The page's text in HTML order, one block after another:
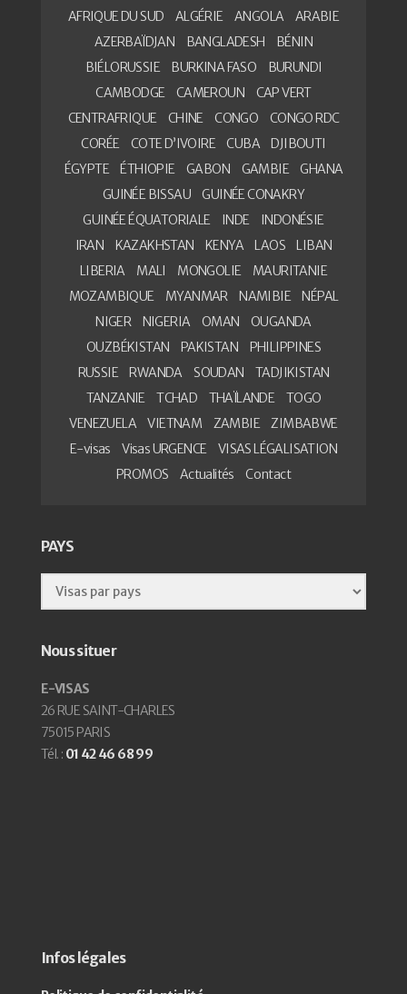
AFRIQUE DU SUD
ALGÉRIE ANGOLA
ARABIE
AZERBAÏDJAN
BANGLADESH
BÉNIN
BIÉLORUSSIE
BURKINA FASO
BURUNDI
CAMBODGE
CAMEROUN
CAP VERT
CENTRAFRIQUE
CHINE CONGO
CONGO RDC
CORÉE
COTE D’IVOIRE CUBA
DJIBOUTI
ÉGYPTE
ÉTHIOPIE GABON GAMBIE
GHANA
GUINÉE BISSAU
GUINÉE CONAKRY
GUINÉE ÉQUATORIALE
INDE
INDONÉSIE
IRAN
KAZAKHSTAN KENYA LAOS
LIBAN
LIBERIA
MALI MONGOLIE
MAURITANIE
MOZAMBIQUE
MYANMAR NAMIBIE
NÉPAL
NIGER
NIGERIA OMAN
OUGANDA
OUZBÉKISTAN
PAKISTAN
PHILIPPINES
RUSSIE
RWANDA SOUDAN
TADJIKISTAN
TANZANIE
TCHAD THAÏLANDE
TOGO
VENEZUELA
VIETNAM ZAMBIE
ZIMBABWE
E-visas
Visas URGENCE
VISAS LÉGALISATION
PROMOS
Actualités Contact
PAYS
Nous situer
E-VISAS
26 RUE SAINT-CHARLES
75015 PARIS
Tél. : 01 42 46 68 99
Infos légales